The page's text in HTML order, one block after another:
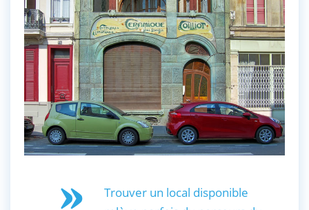
Trouver un local disponible